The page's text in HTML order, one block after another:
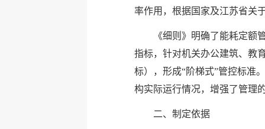
率作用，根据国家及江苏省关
《细则》明确了能耗定
指标，针对机关办公建筑、教
标），形成“阶梯式”管控标准
构实际运行情况，增强了管理
二、制定依据